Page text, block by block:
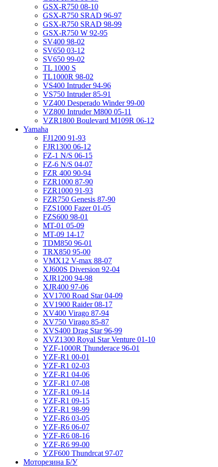
GSX-R750 08-10
GSX-R750 SRAD 96-97
GSX-R750 SRAD 98-99
GSX-R750 W 92-95
SV400 98-02
SV650 03-12
SV650 99-02
TL 1000 S
TL1000R 98-02
VS400 Intruder 94-96
VS750 Intruder 85-91
VZ400 Desperado Winder 99-00
VZ800 Intruder M800 05-11
VZR1800 Boulevard M109R 06-12
Yamaha
FJ1200 91-93
FJR1300 06-12
FZ-1 N/S 06-15
FZ-6 N/S 04-07
FZR 400 90-94
FZR1000 87-90
FZR1000 91-93
FZR750 Genesis 87-90
FZS1000 Fazer 01-05
FZS600 98-01
MT-01 05-09
MT-09 14-17
TDM850 96-01
TRX850 95-00
VMX12 V-max 88-07
XJ600S Diversion 92-04
XJR1200 94-98
XJR400 97-06
XV1700 Road Star 04-09
XV1900 Raider 08-17
XV400 Virago 87-94
XV750 Virago 85-87
XVS400 Drag Star 96-99
XVZ1300 Royal Star Venture 01-10
YZF-1000R Thunderace 96-01
YZF-R1 00-01
YZF-R1 02-03
YZF-R1 04-06
YZF-R1 07-08
YZF-R1 09-14
YZF-R1 09-15
YZF-R1 98-99
YZF-R6 03-05
YZF-R6 06-07
YZF-R6 08-16
YZF-R6 99-00
YZF600 Thundrcat 97-07
Моторезина Б/У